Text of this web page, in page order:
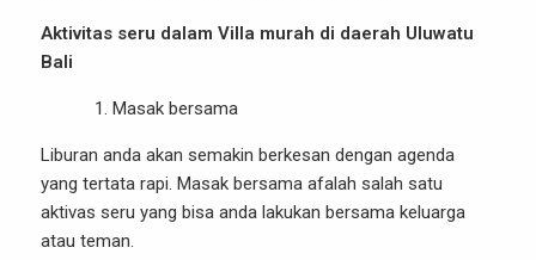
Aktivitas seru dalam Villa murah di daerah Uluwatu
Bali
Masak bersama
Liburan anda akan semakin berkesan dengan agenda
yang tertata rapi. Masak bersama afalah salah satu
aktivas seru yang bisa anda lakukan bersama keluarga
atau teman.